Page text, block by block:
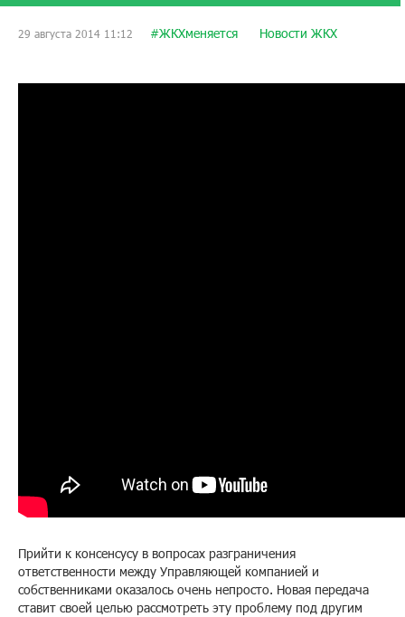
29 августа 2014 11:12 #ЖКХменяется Новости ЖКХ
Прийти к консенсусу в вопросах разграничения
ответственности между Управляющей компанией и
собственниками оказалось очень непросто. Новая передача
ставит своей целью рассмотреть эту проблему под другим